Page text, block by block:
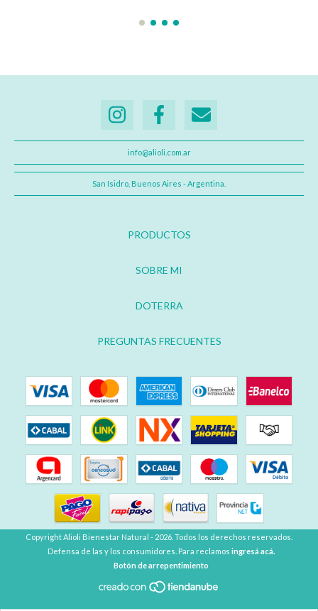
info@alioli.com.ar
San Isidro, Buenos Aires - Argentina.
PRODUCTOS
SOBRE MI
DOTERRA
PREGUNTAS FRECUENTES
Copyright Alioli Bienestar Natural - 2026. Todos los derechos reservados.
Defensa de las y los consumidores. Para reclamos ingresá acá.
Botón de arrepentimiento